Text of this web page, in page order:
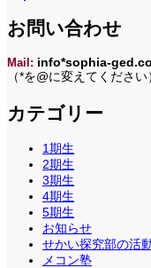
お問い合わせ
Mail: info*sophia-
（*を@に変えてください
カテゴリー
1期生
2期生
3期生
4期生
5期生
お知らせ
せかい探究部の活
メコン塾